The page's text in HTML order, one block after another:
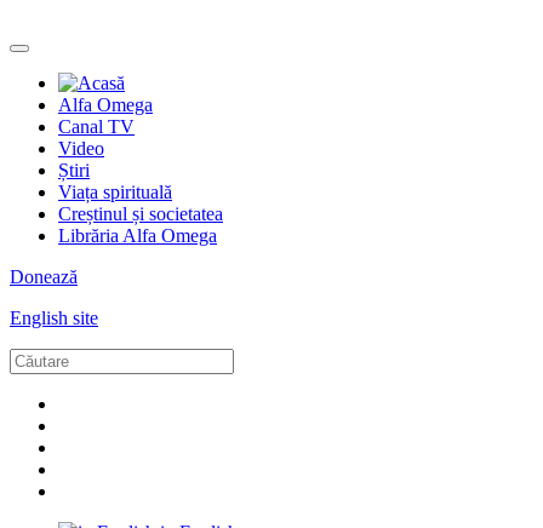
Alfa Omega
Canal TV
Video
Știri
Viața spirituală
Creștinul și societatea
Librăria Alfa Omega
Donează
English site